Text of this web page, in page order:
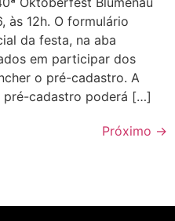
às 12h. O formulário
da festa, na aba
em participar dos
o pré-cadastro. A
cadastro poderá […]
Próximo →